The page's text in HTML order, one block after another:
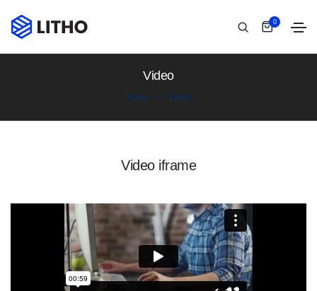
0
Video
Home Video
Video iframe